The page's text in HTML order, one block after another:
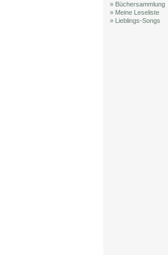
» Büchersammlung
» Meine Leseliste
» Lieblings-Songs